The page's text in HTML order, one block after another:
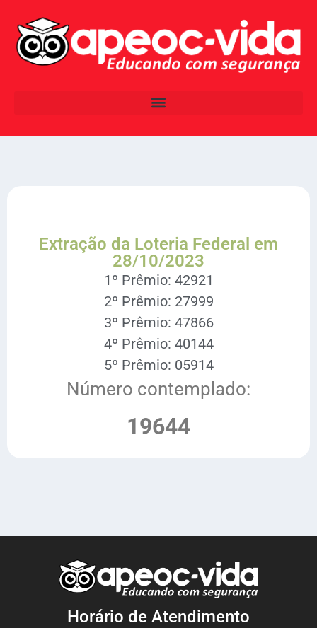
Extração da Loteria Federal em
28/10/2023
1º Prêmio: 42921
2º Prêmio: 27999
3º Prêmio: 47866
4º Prêmio: 40144
5º Prêmio: 05914
Número contemplado:
19644
Horário de Atendimento